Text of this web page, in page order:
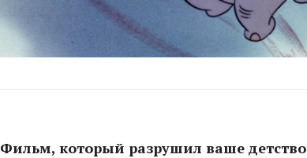
Фильм, который разрушил ваше детство